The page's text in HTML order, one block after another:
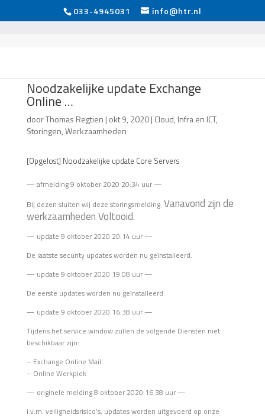
033-4945031 info@htr.nl
Noodzakelijke update Exchange
Online …
doorThomas Regtien | okt 9, 2020| Cloud, Infra en ICT,
Storingen,Werkzaamheden
[Opgelost] Noodzakelijke update Core Servers
— afmelding 9 oktober 2020 20:34 uur —
Bij dezen sluiten wij deze storingsmelding. Vanavond zijn de
werkzaamheden Voltooid.
— update 9 oktober 2020 20:14 uur —
De laatste security updates worden nu geïnstalleerd.
— update 9 oktober 2020 19:08 uur —
De eerste updates worden nu geïnstalleerd.
— update 9 oktober 2020 16:38 uur —
Tijdens het service window zullen de volgende Diensten niet
beschikbaar zijn:
– Exchange Online Mail
– Online Werkplek
— originele melding 8 oktober 2020 16:38 uur —
i.v.m. veiligheidsrisico’s, updates worden uitgevoerd op onze